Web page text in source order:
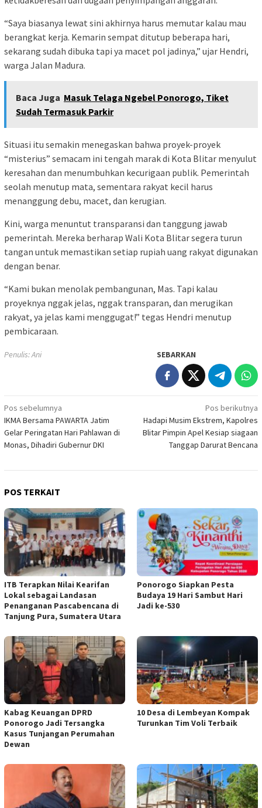
“Saya biasanya lewat sini akhirnya harus memutar kalau mau
berangkat kerja. Kemarin sempat ditutup beberapa hari,
sekarang sudah dibuka tapi ya macet pol jadinya,” ujar Hendri,
warga Jalan Madura.
Baca Juga Masuk Telaga Ngebel Ponorogo, Tiket
Sudah Termasuk Parkir
Situasi itu semakin menegaskan bahwa proyek-proyek
“misterius” semacam ini tengah marak di Kota Blitar menyulut
keresahan dan menumbuhkan kecurigaan publik. Pemerintah
seolah menutup mata, sementara rakyat kecil harus
menanggung debu, macet, dan kerugian.
Kini, warga menuntut transparansi dan tanggung jawab
pemerintah. Mereka berharap Wali Kota Blitar segera turun
tangan untuk memastikan setiap rupiah uang rakyat digunakan
dengan benar.
“Kami bukan menolak pembangunan, Mas. Tapi kalau
proyeknya nggak jelas, nggak transparan, dan merugikan
rakyat, ya jelas kami menggugat!” tegas Hendri menutup
pembicaraan.
Penulis: Ani SEBARKAN
Navigasi
pos
Pos sebelumnya
IKMA Bersama PAWARTA Jatim
Gelar Peringatan Hari Pahlawan di
Monas, Dihadiri Gubernur DKI
Pos berikutnya
Hadapi Musim Ekstrem, Kapolres
Blitar Pimpin Apel Kesiap siagaan
Tanggap Darurat Bencana
POS TERKAIT
ITB Terapkan Nilai Kearifan
Lokal sebagai Landasan
Penanganan Pascabencana di
Tanjung Pura, Sumatera Utara
Ponorogo Siapkan Pesta
Budaya 19 Hari Sambut Hari
Jadi ke-530
Kabag Keuangan DPRD
Ponorogo Jadi Tersangka
Kasus Tunjangan Perumahan
Dewan
10 Desa di Lembeyan Kompak
Turunkan Tim Voli Terbaik